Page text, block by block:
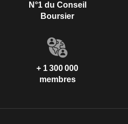
N°1 du Conseil
Boursier
+ 1 300 000
membres